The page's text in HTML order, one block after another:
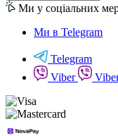
Ми у соціальних
Ми в Telegram
Telegram
Viber